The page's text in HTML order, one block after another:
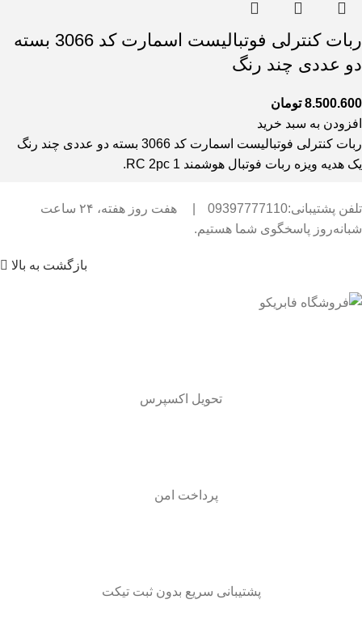
ربات کنترلی فوتبالیست اسمارت کد 3066 بسته
دو عددی چند رنگ
8.500.600 تومان
افزودن به سبد خرید
ربات کنترلی فوتبالیست اسمارت کد 3066 بسته دو عددی چند رنگ
یک هدیه ویزه ربات فوتبال هوشمند RC 2pc 1.
تلفن پشتیبانی:09397777110
هفت روز هفته، ۲۴ ساعت
شبانه‌روز پاسخگوی شما هستیم.
بازگشت به بالا
تحویل اکسپرس
پرداخت امن
پشتیبانی سریع بدون ثبت تیکت